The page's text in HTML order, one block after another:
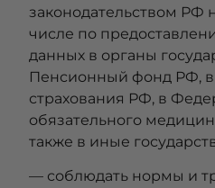
законодательством РФ
числе по
данных в органы
Пенсионный фонд РФ,
страхования РФ, в
обязательного
также в иные
— соблюдать нормы и